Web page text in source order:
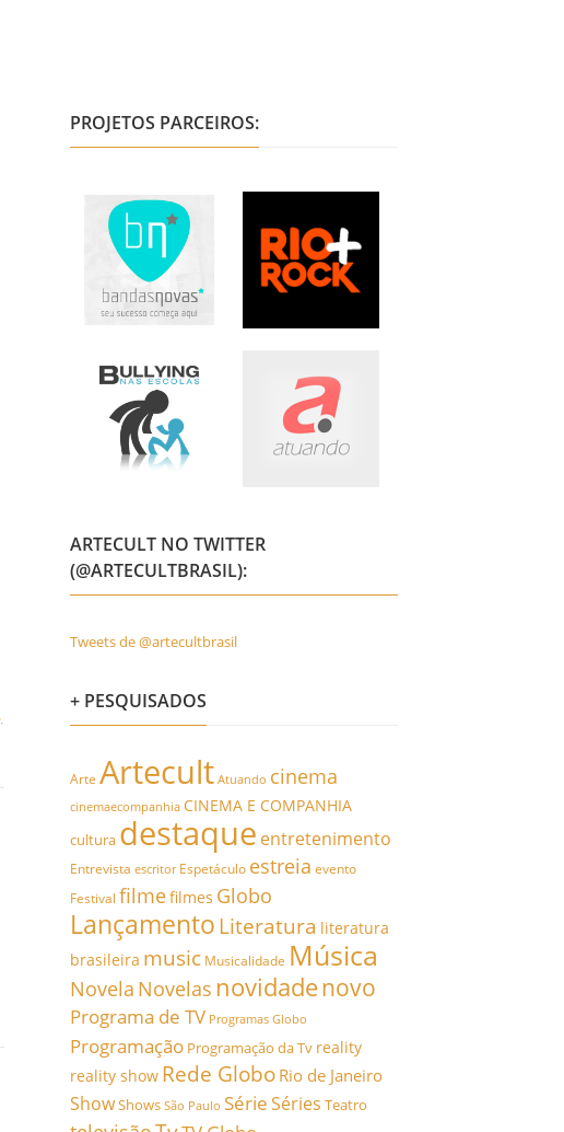
,
PROJETOS PARCEIROS:
ARTECULT NO TWITTER
(@ARTECULTBRASIL):
Tweets de @artecultbrasil
+ PESQUISADOS
Arte Artecult Atuando cinema
cinemaecompanhia CINEMA E COMPANHIA
cultura destaque entretenimento
Entrevista escritor Espetáculo estreia evento
Festival filmefilmes Globo
Lançamento Literatura literatura
brasileira music Musicalidade Música
Novela Novelas novidadenovo
Programa de TV Programas Globo
Programação Programação da Tv reality
reality show Rede Globo Rio de Janeiro
ShowShows São Paulo SérieSéries Teatro